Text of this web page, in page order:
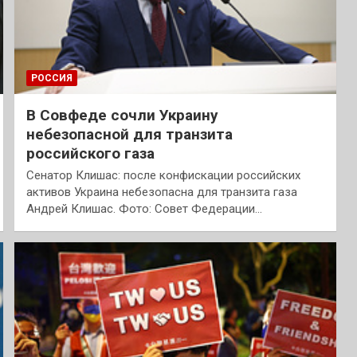
РОССИЯ
В Совфеде сочли Украину
небезопасной для транзита
российского газа
Сенатор Клишас: после конфискации российских
активов Украина небезопасна для транзита газа
Андрей Клишас. Фото: Совет Федерации…